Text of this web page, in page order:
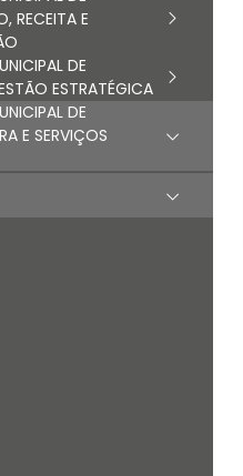
RECEITA E
DE
ESTRATÉGICA
DE
E SERVIÇOS